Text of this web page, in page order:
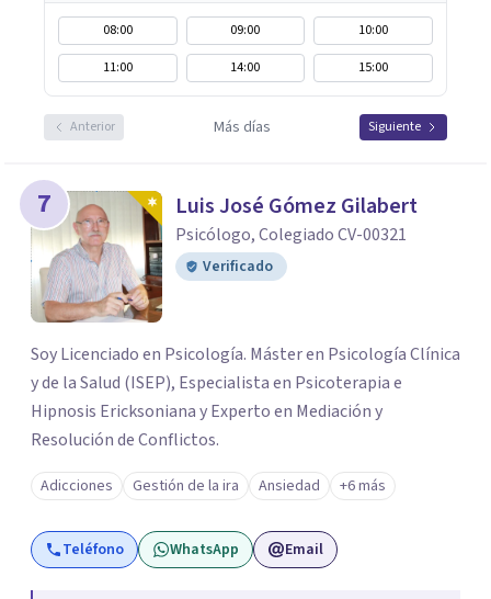
08:00 09:00
10:00
11:00
14:00 15:00
Anterior Más días Siguiente
7 Luis José Gómez Gilabert
Psicólogo, Colegiado CV-00321
Verificado
Soy Licenciado en Psicología. Máster en Psicología Clínica
y de la Salud (ISEP), Especialista en Psicoterapia e
Hipnosis Ericksoniana y Experto en Mediación y
Resolución de Conflictos.
Adicciones Gestión de la ira Ansiedad +6 más
Teléfono WhatsApp Email